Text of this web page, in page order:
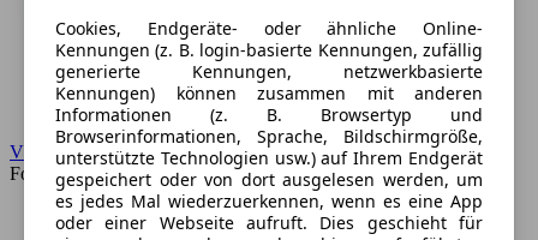
VW
Forum
Cookies, Endgeräte- oder ähnliche Online-
Kennungen (z. B. login-basierte Kennungen, zufällig
generierte Kennungen, netzwerkbasierte
Kennungen) können zusammen mit anderen
Informationen (z. B. Browsertyp und
Browserinformationen, Sprache, Bildschirmgröße,
unterstützte Technologien usw.) auf Ihrem Endgerät
gespeichert oder von dort ausgelesen werden, um
es jedes Mal wiederzuerkennen, wenn es eine App
oder einer Webseite aufruft. Dies geschieht für